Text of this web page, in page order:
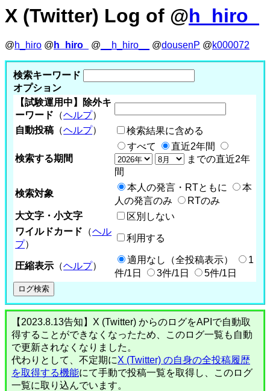
X (Twitter) Log of @h_hiro_
@h_hiro @ h_hiro_ @ __h_hiro__ @dousenP @k000072
検索キーワード
オプション
【試験運用中】除外キ
ーワード （ヘルプ）
自動投稿 （ヘルプ） 検索結果に含める
検索する期間
すべて
直近2年間
までの直近2年
間
検索対象
本人の発言・RTともに
本
人の発言のみ
RTのみ
大文字・小文字
区別しない
ワイルドカード （ヘル
プ）
利用する
圧縮表示 （ヘルプ）
適用なし（全投稿表示）
1
件/1日
3件/1日 5件/1日
【2023.8.13告知】X (Twitter) からのログをAPIで自動取
得することができなくなったため、このログ一覧も自動
で更新されなくなりました。
代わりとして、不定期にX (Twitter) の自身の全投稿履歴
を取得する機能にて手動で投稿一覧を取得し、このログ
一覧に取り込んでいます。